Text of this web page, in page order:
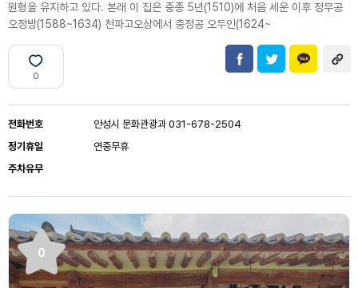
원형을 유지하고 있다. 본래 이 집은 중종 5년(1510)에 처음 세운 이후 정무공
오정방(1588~1634) 천파고오상에서 충정공 오두인(1624~
0
전화번호
안성시 문화관광과 031-678-2504
정기휴일
연중무휴
주차유무
0